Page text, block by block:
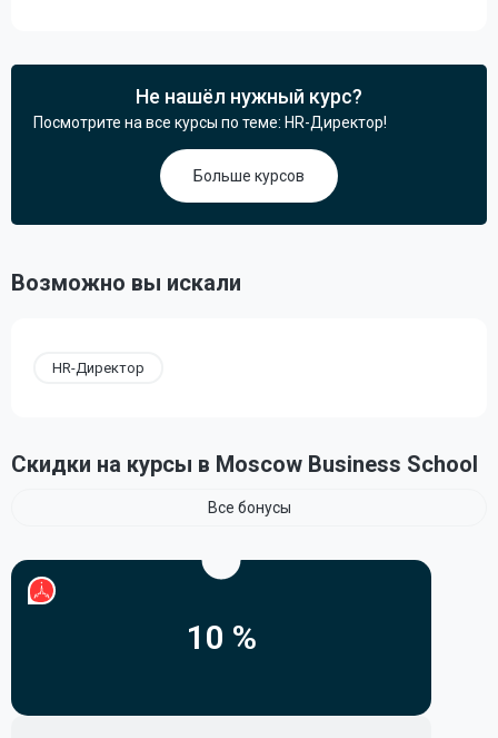
Не нашёл нужный курс?
Посмотрите на все курсы по теме: HR-Директор!
Больше курсов
Возможно вы искали
HR-Директор
Скидки на курсы в Moscow Business School
Все бонусы
10 %